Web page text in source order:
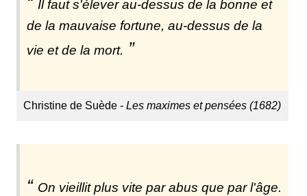
Il faut s'élever au-dessus de la bonne et
de la mauvaise fortune, au-dessus de la
vie et de la mort.
Christine de Suède -Les maximes et pensées (1682)
On vieillit plus vite par abus que par l'âge.